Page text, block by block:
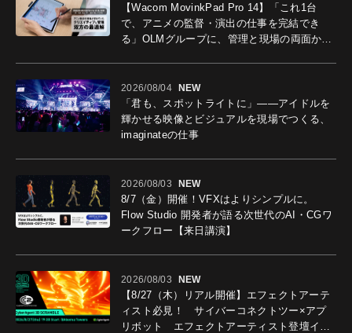
【Wacom MovinkPad Pro 14】「これ1台
で、アニメの監督・演出の仕事を完結でき
る」OLMグループに、管理と現場の両面から
2026/08/04 NEW
「君も、スポットライトに」――アイドルを
輝かせる映像とビジュアルを現場でつくる、
imaginateの仕事
2026/08/03 NEW
8/7（金）開催！VFXはよりシンプルに。
Flow Studio 開発者が語る次世代のAI・CGワ
ークフロー【来日講演】
2026/08/03 NEW
【8/27（木）リアル開催】エフェクトアーテ
ィスト必見！ サイバーコネクトツー×アプ
リボット エフェクトアーティスト登壇イベ